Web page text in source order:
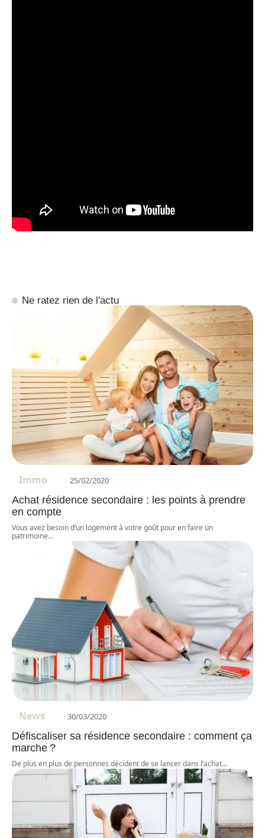
Ne ratez rien de l'actu
Immo 25/02/2020
Achat résidence secondaire : les points à prendre
en compte
Vous avez besoin d’un logement à votre goût pour en faire un
patrimoine…
News 30/03/2020
Défiscaliser sa résidence secondaire : comment ça
marche ?
De plus en plus de personnes décident de se lancer dans l’achat…